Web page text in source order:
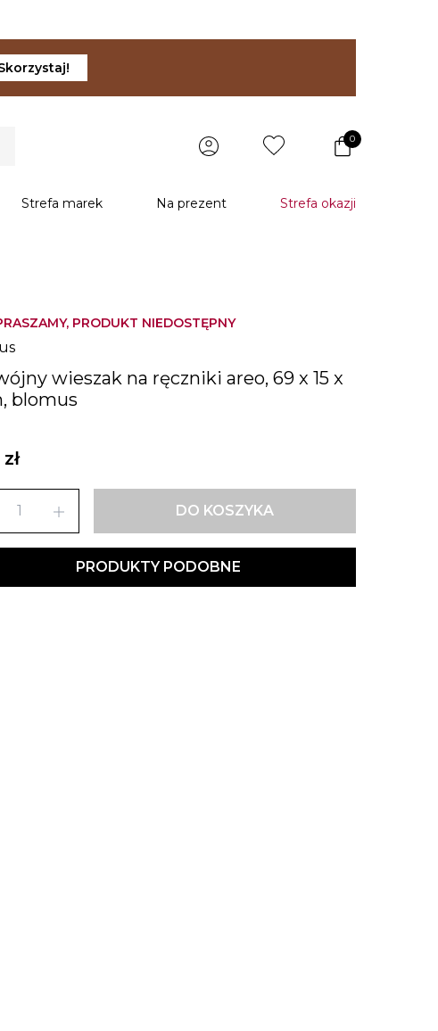
0
Strefa marek Na prezent Strefa okazji
PRODUKT NIEDOSTĘPNY
wieszak na ręczniki areo, 69 x 15 x
blomus
add DO KOSZYKA
PRODUKTY PODOBNE